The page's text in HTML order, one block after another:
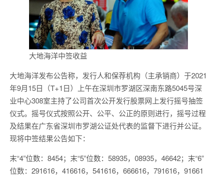
大地海洋中签收益
大地海洋发布公告称，发行人和保荐机构（主承销商）于2021
年9月15日（T+1日）上午在深圳市罗湖区深南东路5045号深
业中心308室主持了公司首次公开发行股票网上发行摇号抽签
仪式。摇号仪式按照公开、公平、公正的原则进行，摇号过程
及结果在广东省深圳市罗湖公证处代表的监督下进行并公证。
现将中签结果公告如下：
末“4”位数：8454；末“5”位数：58935，08935，46642；末“6”
位数：291616，416616，541616，666616，791616，91661